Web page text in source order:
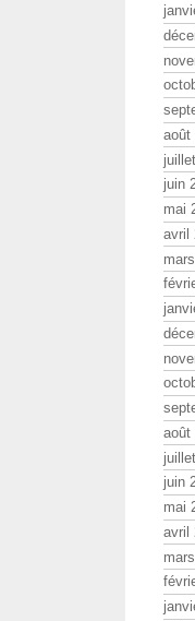
août
juin
mai
avril
août
juin
mai
avril